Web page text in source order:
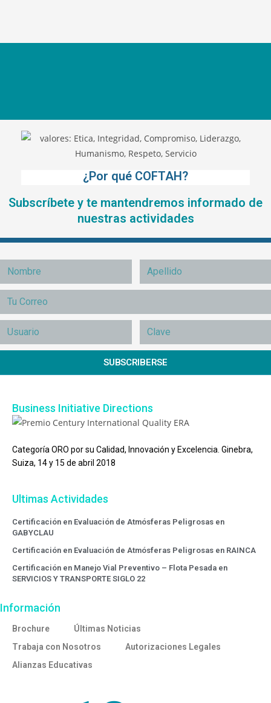
¿Por qué COFTAH?
Subscríbete y te mantendremos informado de
nuestras actividades
SUBSCRIBERSE
Business Initiative Directions
Categoría ORO por su Calidad, Innovación y Excelencia. Ginebra,
Suiza, 14 y 15 de abril 2018
Ultimas Actividades
Certificación en Evaluación de Atmósferas Peligrosas en
GABYCLAU
Certificación en Evaluación de Atmósferas Peligrosas en RAINCA
Certificación en Manejo Vial Preventivo – Flota Pesada en
SERVICIOS Y TRANSPORTE SIGLO 22
Información
Brochure
Últimas Noticias
Trabaja con Nosotros
Autorizaciones Legales
Alianzas Educativas